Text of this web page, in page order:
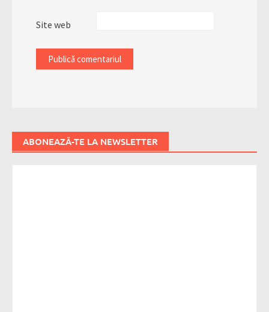
Site web
ABONEAZĂ-TE LA NEWSLETTER